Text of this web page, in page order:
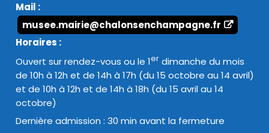
Mail :
musee.mairie@chalonsenchampagne.fr
Horaires :
Ouvert sur rendez-vous ou le 1er dimanche du mois
de 10h à 12h et de 14h à 17h (du 15 octobre au 14 avril)
et de 10h à 12h et de 14h à 18h (du 15 avril au 14
octobre)
Dernière admission : 30 min avant la fermeture